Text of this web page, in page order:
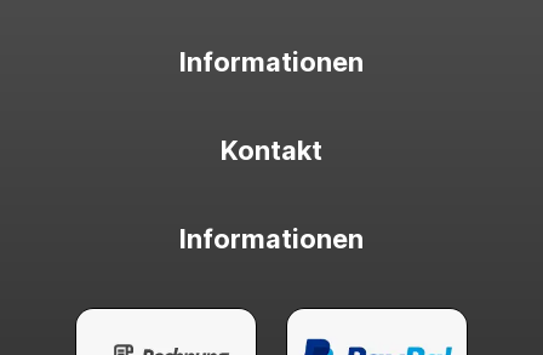
Informationen
Kontakt
Informationen